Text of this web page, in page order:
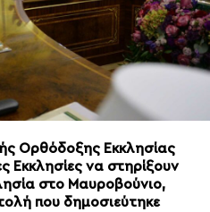
Ορθόδοξης Εκκλησίας
Εκκλησίες να στηρίξουν
στο Μαυροβούνιο,
που δημοσιεύτηκε